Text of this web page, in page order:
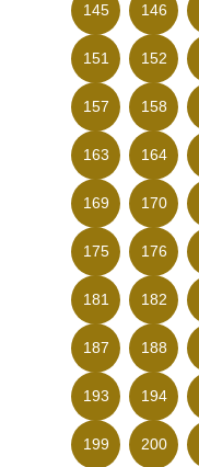
145 146
151 152
157 158
163 164
169 170
175 176
181 182
187 188
193 194
199 200